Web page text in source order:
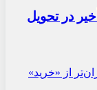
در تحویل